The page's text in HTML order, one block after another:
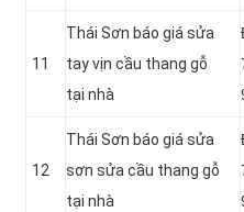
11
Thái Sơn báo giá sửa
tay vịn cầu thang gỗ
tại nhà
12
Thái Sơn báo giá sửa
sơn sửa cầu thang gỗ
tại nhà